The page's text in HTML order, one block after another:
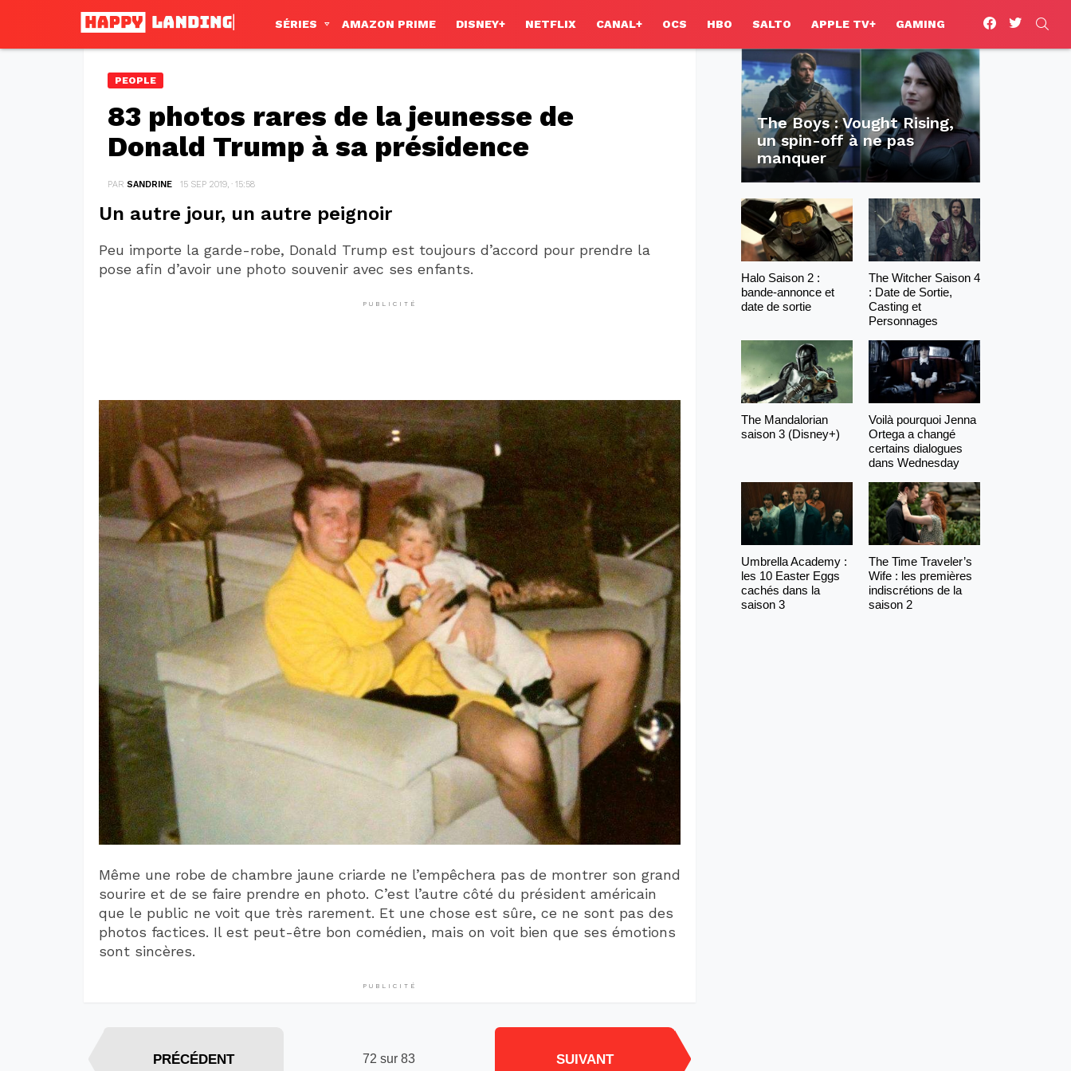
SÉRIES AMAZON PRIME DISNEY+ NETFLIX CANAL+ OCS HBO SALTO APPLE TV+ GAMING
facebooktwitter
PEOPLE
83 photos rares de la jeunesse de
Donald Trump à sa présidence
PAR SANDRINE 15 SEP 2019, · 15:58
Un autre jour, un autre peignoir
Peu importe la garde-robe, Donald Trump est toujours d’accord pour prendre la
pose afin d’avoir une photo souvenir avec ses enfants.
PUBLICITÉ
Même une robe de chambre jaune criarde ne l’empêchera pas de montrer son grand
sourire et de se faire prendre en photo. C’est l’autre côté du président américain
que le public ne voit que très rarement. Et une chose est sûre, ce ne sont pas des
photos factices. Il est peut-être bon comédien, mais on voit bien que ses émotions
sont sincères.
PUBLICITÉ
72 sur 83
PRÉCÉDENT SUIVANT
The Boys : Vought Rising,
un spin-off à ne pas
manquer
Halo Saison 2 :
bande-annonce et
date de sortie
The Witcher Saison 4
: Date de Sortie,
Casting et
Personnages
The Mandalorian
saison 3 (Disney+)
Voilà pourquoi Jenna
Ortega a changé
certains dialogues
dans Wednesday
Umbrella Academy :
les 10 Easter Eggs
cachés dans la
saison 3
The Time Traveler’s
Wife : les premières
indiscrétions de la
saison 2